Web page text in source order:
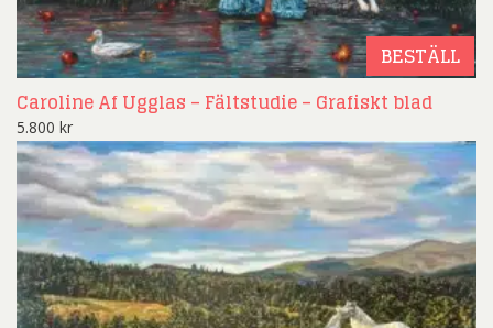
BESTÄLL
Caroline Af Ugglas – Fältstudie – Grafiskt blad
5.800 kr